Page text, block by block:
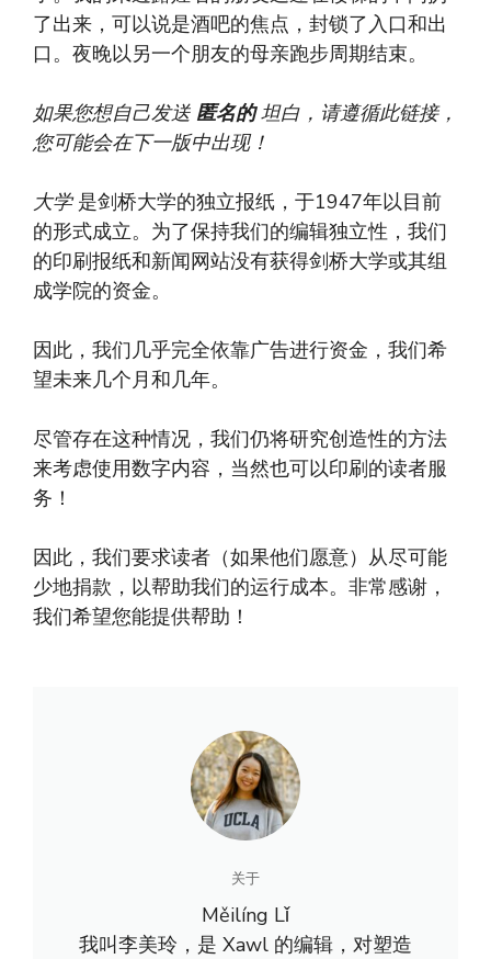
了出来，可以说是酒吧的焦点，封锁了入口和出
口。夜晚以另一个朋友的母亲跑步周期结束。
如果您想自己发送 匿名的坦白，请遵循此链接，
您可能会在下一版中出现！
大学是剑桥大学的独立报纸，于1947年以目前
的形式成立。为了保持我们的编辑独立性，我们
的印刷报纸和新闻网站没有获得剑桥大学或其组
成学院的资金。
因此，我们几乎完全依靠广告进行资金，我们希
望未来几个月和几年。
尽管存在这种情况，我们仍将研究创造性的方法
来考虑使用数字内容，当然也可以印刷的读者服
务！
因此，我们要求读者（如果他们愿意）从尽可能
少地捐款，以帮助我们的运行成本。非常感谢，
我们希望您能提供帮助！
关于
Měilíng Lǐ
我叫李美玲，是 Xawl 的编辑，对塑造